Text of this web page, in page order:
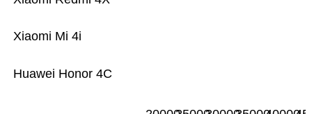
Huawei Honor 4C
Xiaomi Mi 4i